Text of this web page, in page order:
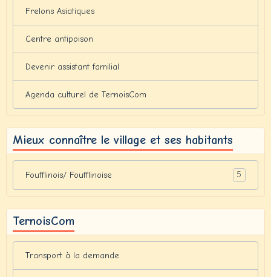
Frelons Asiatiques
Centre antipoison
Devenir assistant familial
Agenda culturel de TernoisCom
Mieux connaître le village et ses habitants
Foufflinois/ Foufflinoise 5
TernoisCom
Transport à la demande